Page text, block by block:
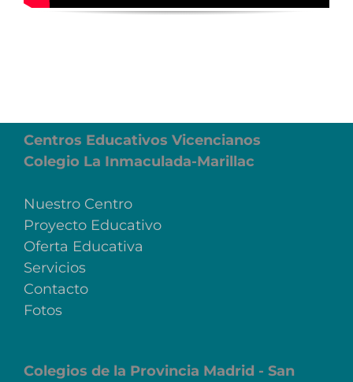
Centros Educativos Vicencianos
Colegio La Inmaculada-Marillac
Nuestro Centro
Proyecto Educativo
Oferta Educativa
Servicios
Contacto
Fotos
Colegios de la Provincia Madrid - San